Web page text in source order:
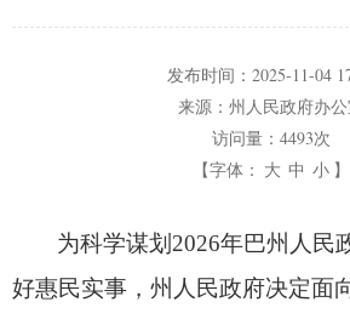
发布时间： 2025-11-04
来源： 州人民政府办
访问量： 4493次
【字体： 大 中 小 】
为科学谋划2026年巴州人民
好惠民实事， 州人民政府决定面